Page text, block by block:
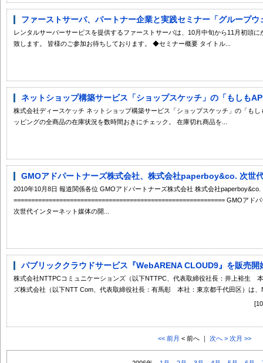
ファーストサーバ、パートナー企業と実践セミナー「グループ
レンタルサーバーサービスを提供するファーストサーバは、10月中旬から11月初頭
致します。 皆様のご参加お待ちしております。 ◆セミナー概要 タイトル...
ネットショップ構築サービス「ショップスケッチ」の「もしも
株式会社ディースケッチ ネットショップ構築サービス「ショップスケッチ」の「も
ッピングの全商品の在庫状況を数時間おきにチェック。 在庫切れ商品を...
GMOアドパートナーズ株式会社、株式会社paperboy&co. 次世
2010年10月8日 報道関係各位 GMOアドパートナーズ株式会社 株式会社paperboy&co.
============================================================ GMOア
次世代インターネット媒体の開...
パブリッククラウドサービス『WebARENA CLOUD9』を販売
株式会社NTTPCコミュニケーションズ（以下NTTPC、代表取締役社長：井上裕生
ズ株式会社（以下NTT Com、代表取締役社長：有馬彰 本社：東京都千代田区）は、
<< 前月 < 前へ ｜ 次へ > 次月 >>